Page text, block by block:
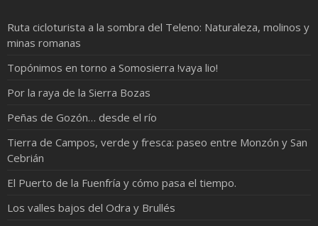
Ruta cicloturista a la sombra del Teleno: Naturaleza, molinos y
minas romanas
Topónimos en torno a Somosierra !vaya lio!
Por la raya de la Sierra Bozas
Peñas de Gozón… desde el río
Tierra de Campos, verde y fresca: paseo entre Monzón y San
Cebrián
El Puerto de la Fuenfría y cómo pasa el tiempo.
Los valles bajos del Odra y Brullés